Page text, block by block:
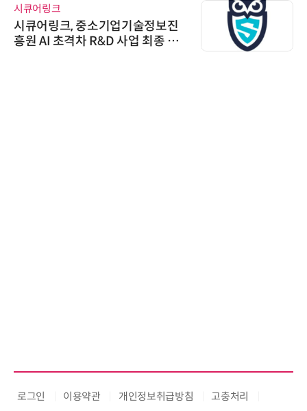
시큐어링크
시큐어링크, 중소기업기술정보진
흥원 AI 초격차 R&D 사업 최종 선
로그인 이용약관 개인정보취급방침
고충처리